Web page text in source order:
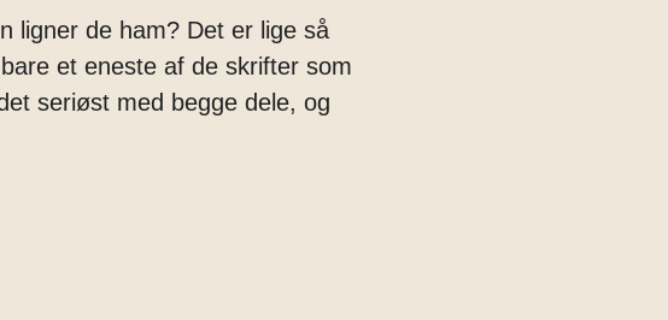
ligner de ham? Det er lige så
et eneste af de skrifter som
seriøst med begge dele, og